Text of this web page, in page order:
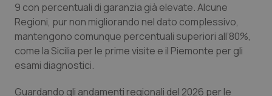
9 con percentuali di garanzia già elevate. Alcune
Regioni, pur non migliorando nel dato complessivo,
mantengono comunque percentuali superiori all’80%,
come la Sicilia per le prime visite e il Piemonte per gli
esami diagnostici.
Guardando gli andamenti regionali del 2026 per le